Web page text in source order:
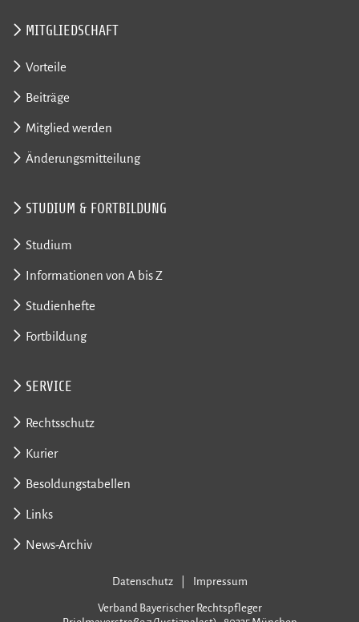
MITGLIEDSCHAFT
Vorteile
Beiträge
Mitglied werden
Änderungsmitteilung
STUDIUM & FORTBILDUNG
Studium
Informationen von A bis Z
Studienhefte
Fortbildung
SERVICE
Rechtsschutz
Kurier
Besoldungstabellen
Links
News-Archiv
Datenschutz Impressum
Verband Bayerischer Rechtspfleger